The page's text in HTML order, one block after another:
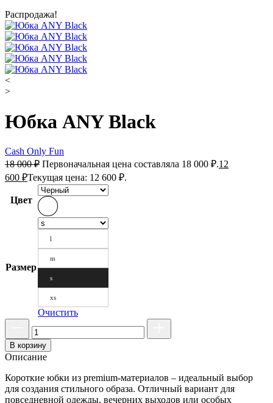
Распродажа!
<
>
Юбка ANY Black
Cash Only Fun
18 000₽ Первоначальная цена составляла 18 000 ₽.12
600 ₽Текущая цена: 12 600 ₽.
Цвет
Размер
l
m
s
xs
Очистить
В корзину
Описание
Короткие юбки из premium-материалов – идеальный выбор
для создания стильного образа. Отличный вариант для
повседневной одежды, вечерних выходов или особых